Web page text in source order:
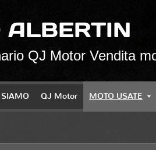
ALBERTIN
QJ Motor Vendita
SIAMO QJ Motor MOTO USATE